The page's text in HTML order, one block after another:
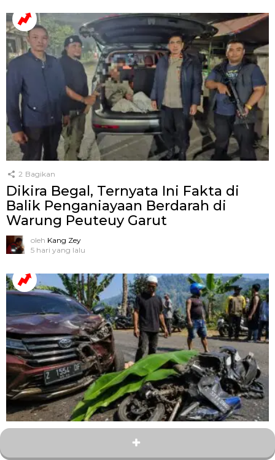
2 Bagikan
Dikira Begal, Ternyata Ini Fakta di
Balik Penganiayaan Berdarah di
Warung Peuteuy Garut
oleh Kang Zey
5 hari yang lalu
Kecelakaan Maut di Tikungan Jambu